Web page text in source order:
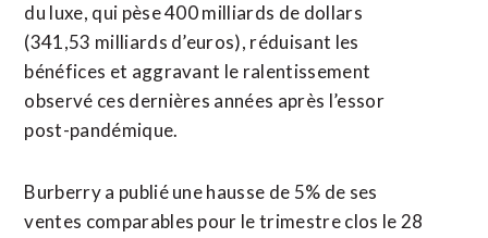
du luxe, qui pèse 400 milliards de dollars
(341,53 milliards d’euros), réduisant les
bénéfices et aggravant le ralentissement
observé ces dernières années après ​l’essor
post-pandémique.
Burberry a publié une hausse de 5% de ses
ventes comparables pour le trimestre clos le 28